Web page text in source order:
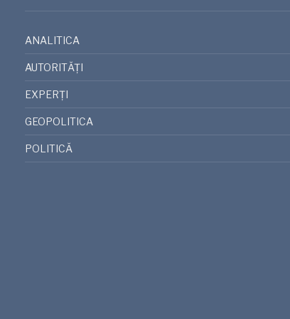
ANALITICA
AUTORITĂȚI
EXPERȚI
GEOPOLITICA
POLITICĂ